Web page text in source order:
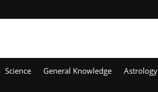
Science General Knowledge Astrology